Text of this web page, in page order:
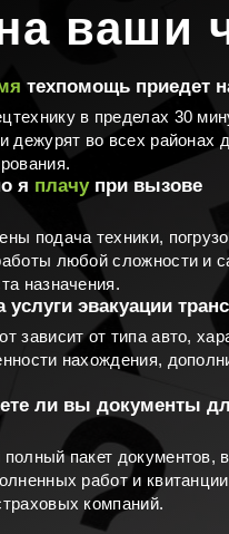
ваши
техпомощь приедет
в пределах 30
дежурят во всех районах
я плачупри вызове
подача техники,
любой сложности и
назначения.
услуги эвакуации
зависит от типа авто,
нахождения,
ли вы документы
пакет документов,
работ и
компаний.